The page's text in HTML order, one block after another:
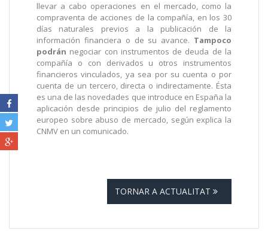
llevar a cabo operaciones en el mercado, como la
compraventa de acciones de la compañía, en los 30
días naturales previos a la publicación de la
información financiera o de su avance. Tampoco
podrán negociar con instrumentos de deuda de la
compañía o con derivados u otros instrumentos
financieros vinculados, ya sea por su cuenta o por
cuenta de un tercero, directa o indirectamente. Ésta
es una de las novedades que introduce en España la
aplicación desde principios de julio del reglamento
europeo sobre abuso de mercado, según explica la
CNMV en un comunicado.
TORNAR A ACTUALITAT